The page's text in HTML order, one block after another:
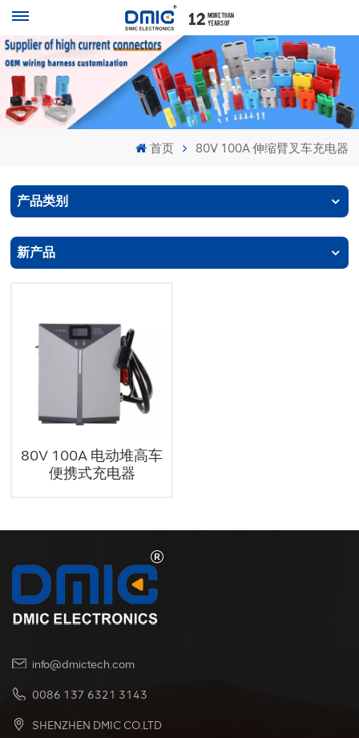
首页 80V 100A 伸缩臂叉车充电器
产品类别
新产品
80V 100A 电动堆高车
便携式充电器
info@dmictech.com
0086 137 6321 3143
SHENZHEN DMIC CO.LTD